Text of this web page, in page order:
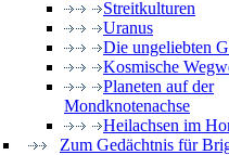
Streitkulturen
Uranus
Die ungeliebten
Kosmische
Planeten auf der
Mondknotenachse
Heilachsen im
Zum Gedächtnis für